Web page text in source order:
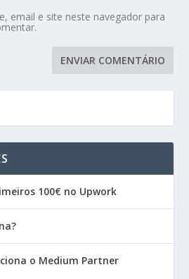
email e site neste navegador para
100€ no Upwork
o Medium Partner